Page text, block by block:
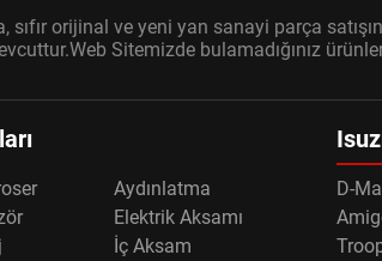
orijinal ve yeni yan sanayi parça
Sitemizde bulamadığınız
Aydınlatma
Elektrik Aksamı
İç Aksam
D-